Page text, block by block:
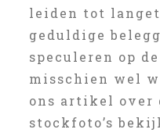
leiden tot
geduldige
speculeren op
misschien wel
ons artikel over
stockfoto’s